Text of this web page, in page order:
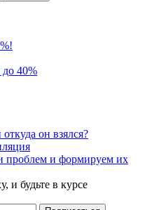
до 40%
он взялся?
проблем и формируем их
и будьте в курсе